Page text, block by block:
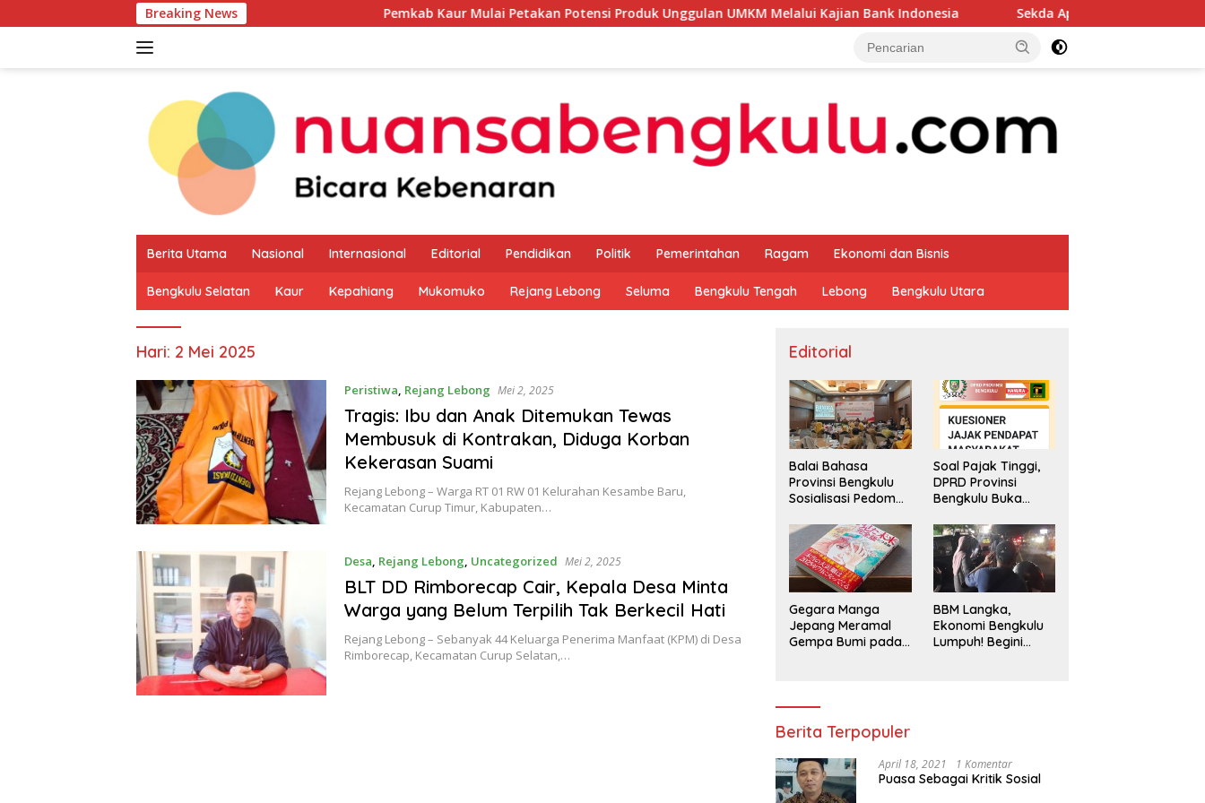
ke
Breaking News Pemkab Kaur Mulai Petakan Potensi Produk Unggulan UMKM Melalui Kajian Bank Indonesia Sekda Apresiasi Inspektorat Provinsi
Berita Utama Nasional Internasional Editorial Pendidikan Politik Pemerintahan Ragam Ekonomi dan Bisnis
Bengkulu Selatan Kaur Kepahiang Mukomuko Rejang Lebong Seluma Bengkulu Tengah Lebong Bengkulu Utara
Hari: 2 Mei 2025
Peristiwa, Rejang Lebong Mei 2, 2025
Tragis: Ibu dan Anak Ditemukan Tewas
Membusuk di Kontrakan, Diduga Korban
Kekerasan Suami
Rejang Lebong – Warga RT 01 RW 01 Kelurahan Kesambe Baru,
Kecamatan Curup Timur, Kabupaten…
Desa, Rejang Lebong, Uncategorized Mei 2, 2025
BLT DD Rimborecap Cair, Kepala Desa Minta
Warga yang Belum Terpilih Tak Berkecil Hati
Rejang Lebong – Sebanyak 44 Keluarga Penerima Manfaat (KPM) di Desa
Rimborecap, Kecamatan Curup Selatan,…
Editorial
Balai Bahasa
Provinsi Bengkulu
Sosialisasi Pedoman
Penggunaan
Bahasa Indonesia
Soal Pajak Tinggi,
DPRD Provinsi
Bengkulu Buka
Pengaduan
Masyarakat
Gegara Manga
Jepang Meramal
Gempa Bumi pada
BBM Langka,
Ekonomi Bengkulu
Lumpuh! Begini
Berita Terpopuler
April 18, 2021 1 Komentar
Puasa Sebagai Kritik Sosial